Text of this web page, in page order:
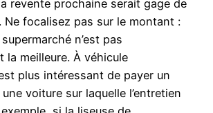
revente prochaine serait gage de
Ne focalisez pas sur le montant :
n’est pas
la meilleure. À véhicule
plus intéressant de payer un
voiture sur laquelle l’entretien